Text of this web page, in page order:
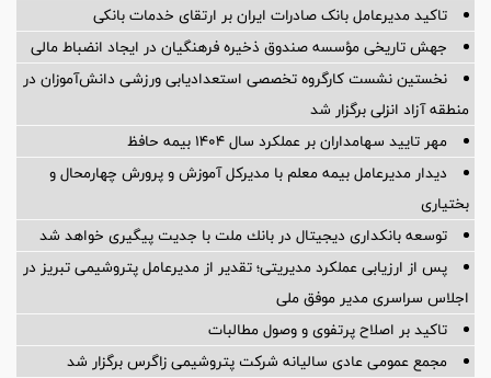
تاکید مدیرعامل بانک صادرات ایران بر ارتقای خدمات بانکی
جهش تاریخی مؤسسه صندوق ذخیره فرهنگیان در ایجاد انضباط مالی
نخستین نشست كارگروه تخصصی استعدادیابی ورزشی دانش‌آموزان در
منطقه آزاد انزلی برگزار شد
مهر تایید سهامداران بر عملكرد سال ۱۴۰۴ بیمه حافظ
دیدار مدیرعامل بیمه معلم با مدیرکل آموزش و پرورش چهارمحال و
بختیاری
توسعه بانكداری دیجیتال در بانك ملت با جدیت پیگیری خواهد شد
پس از ارزیابی عملکرد مدیریتی؛ تقدیر از مدیرعامل پتروشیمی تبریز در
اجلاس سراسری مدیر موفق ملی
تاکید بر اصلاح پرتفوی و وصول مطالبات
مجمع عمومی عادی سالیانه شرکت پتروشیمی زاگرس برگزار شد